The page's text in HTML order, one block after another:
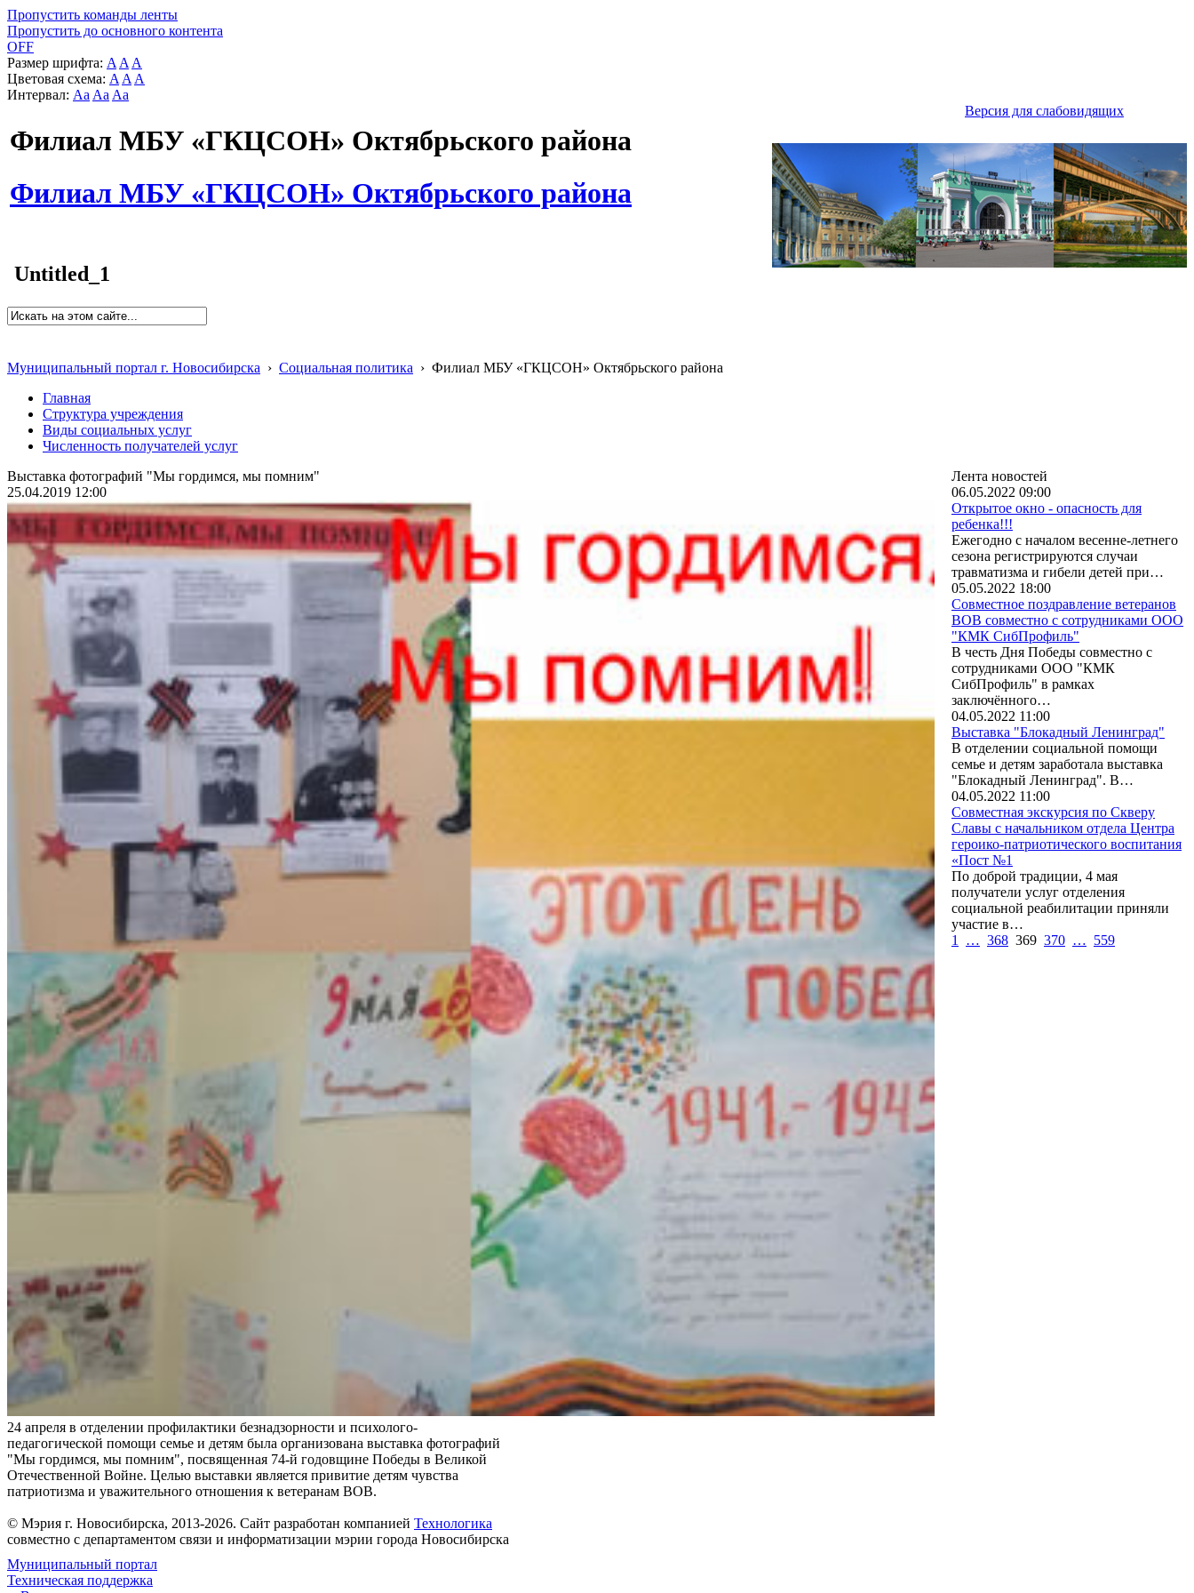
Пропустить команды ленты
Пропустить до основного контента
OFF
Размер шрифта: A A A
Цветовая схема: A A A
Интервал: Aa Aa Aa
Версия для слабовидящих
Филиал МБУ «ГКЦСОН» Октябрьского района
Филиал МБУ «ГКЦСОН» Октябрьского района
Untitled_1
Муниципальный портал г. Новосибирска › Социальная политика › Филиал МБУ «ГКЦСОН» Октябрьского района
Главная
Структура учреждения
Виды социальных услуг
Численность получателей услуг
Выставка фотографий "Мы гордимся, мы помним"
25.04.2019 12:00
24 апреля в отделении профилактики безнадзорности и психолого-
педагогической помощи семье и детям была организована выставка фотографий
"Мы гордимся, мы помним", посвященная 74-й годовщине Победы в Великой
Отечественной Войне. Целью выставки является привитие детям чувства
патриотизма и уважительного отношения к ветеранам ВОВ.
Лента новостей
06.05.2022 09:00
Открытое окно - опасность для
ребенка!!!
Ежегодно с началом весенне-летнего
сезона регистрируются случаи
травматизма и гибели детей при…
05.05.2022 18:00
Совместное поздравление ветеранов
ВОВ совместно с сотрудниками ООО
"КМК СибПрофиль"
В честь Дня Победы совместно с
сотрудниками ООО "КМК
СибПрофиль" в рамках
заключённого…
04.05.2022 11:00
Выставка "Блокадный Ленинград"
В отделении социальной помощи
семье и детям заработала выставка
"Блокадный Ленинград". В…
04.05.2022 11:00
Совместная экскурсия по Скверу
Славы с начальником отдела Центра
героико-патриотического воспитания
«Пост №1
По доброй традиции, 4 мая
получатели услуг отделения
социальной реабилитации приняли
участие в…
1
… 368 369 370 … 559
© Мэрия г. Новосибирска, 2013-2026. Сайт разработан компанией Технологика
совместно с департаментом связи и информатизации мэрии города Новосибирска
Муниципальный портал
Техническая поддержка